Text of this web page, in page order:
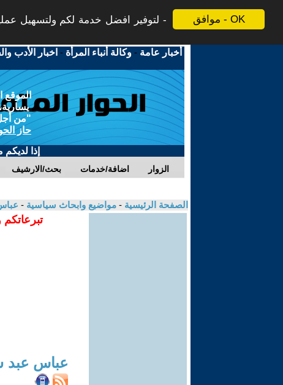
موافق - OK
لتوفير افضل خدمة لكم ولتسهيل
أخبار عامة -وكالة أنباء المرأة - اخبار الأدب
"من
حاز
إذا
بحث/الارشيف اضافة/خدمات الزوار
الصفحة الرئيسية - مواضيع وابحاث سياسية -
عباس عبد